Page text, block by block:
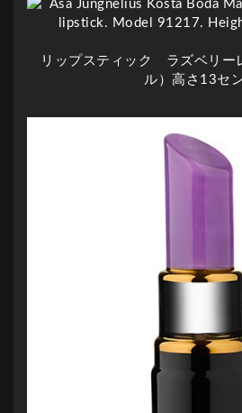
リップスティック ラズベリー
ル）高さ13セ